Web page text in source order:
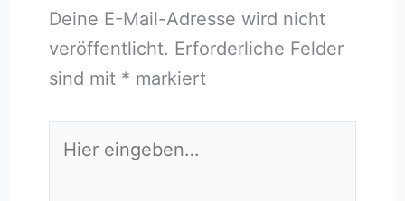
Deine E-Mail-Adresse wird nicht
veröffentlicht. Erforderliche Felder
sind mit * markiert
eingeben…